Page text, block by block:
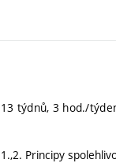
13 týdnů, 3 hod./
1.,2. Principy